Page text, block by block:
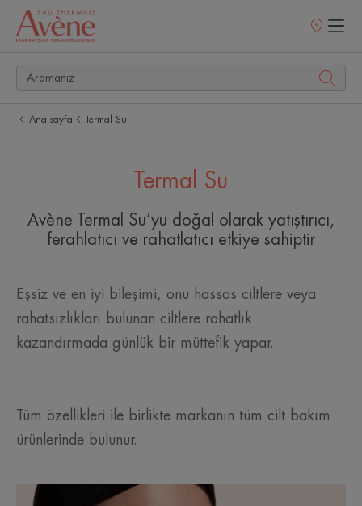
Satış
Ana sayfa Termal Su
Termal Su
Avène Termal Su’yu doğal olarak yatıştırıcı,
ferahlatıcı ve rahatlatıcı etkiye sahiptir
Eşsiz ve en iyi bileşimi, onu hassas ciltlere veya
rahatsızlıkları bulunan ciltlere rahatlık
kazandırmada günlük bir müttefik yapar.
Tüm özellikleri ile birlikte markanın tüm cilt bakım
ürünlerinde bulunur.